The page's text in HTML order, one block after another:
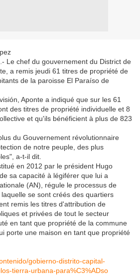
Le chef du gouvernement du District de
a remis jeudi 61 titres de propriété de
de la paroisse El Paraíso de
Aponte a indiqué que sur les 61
des titres de propriété individuelle et 8
et qu'ils bénéficient à plus de 823
du Gouvernement révolutionnaire
de notre peuple, des plus
a-t-il dit.
en 2012 par le président Hugo
sa capacité à légiférer que lui a
(AN), régule le processus de
se sont créés des quartiers
remis les titres d'attribution de
et privées de tout le secteur
en tant que propriété de la commune
porte une maison en tant que propriété
gobierno-distrito-capital-
tierra-urbana-para%C3%ADso